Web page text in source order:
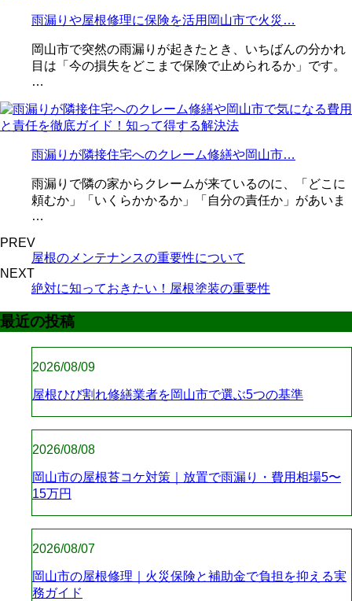
雨漏りや屋根修理に保険を活用岡山市で火災…
岡山市で突然の雨漏りが起きたとき、いちばんの分かれ
目は「今の損失をどこまで保険で止められるか」です。
…
雨漏りが隣接住宅へのクレーム修繕や岡山市…
雨漏りで隣の家からクレームが来ているのに、「どこに
頼むか」「いくらかかるか」「自分の責任か」があいま
…
PREV
屋根のメンテナンスの重要性について
NEXT
絶対に知っておきたい！屋根塗装の重要性
最近の投稿
2026/08/09
屋根ひび割れ修繕業者を岡山市で選ぶ5つの基準
2026/08/08
岡山市の屋根苔コケ対策｜放置で雨漏り・費用相場5〜
15万円
2026/08/07
岡山市の屋根修理｜火災保険と補助金で負担を抑える実
務ガイド